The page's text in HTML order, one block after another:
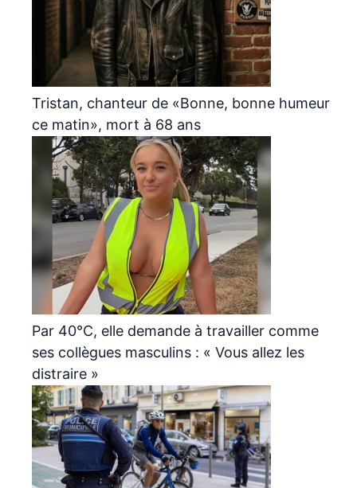
Tristan, chanteur de «Bonne, bonne humeur
ce matin», mort à 68 ans
Par 40°C, elle demande à travailler comme
ses collègues masculins : « Vous allez les
distraire »